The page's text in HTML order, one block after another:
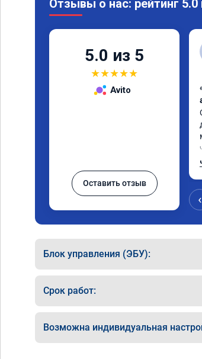
Отзывы о нас: рейтинг
5.0 из 5
★★★★★
Avito
Оставить отзыв
‹
Блок управления (ЭБУ):
Срок работ:
Возможна индивидуальная